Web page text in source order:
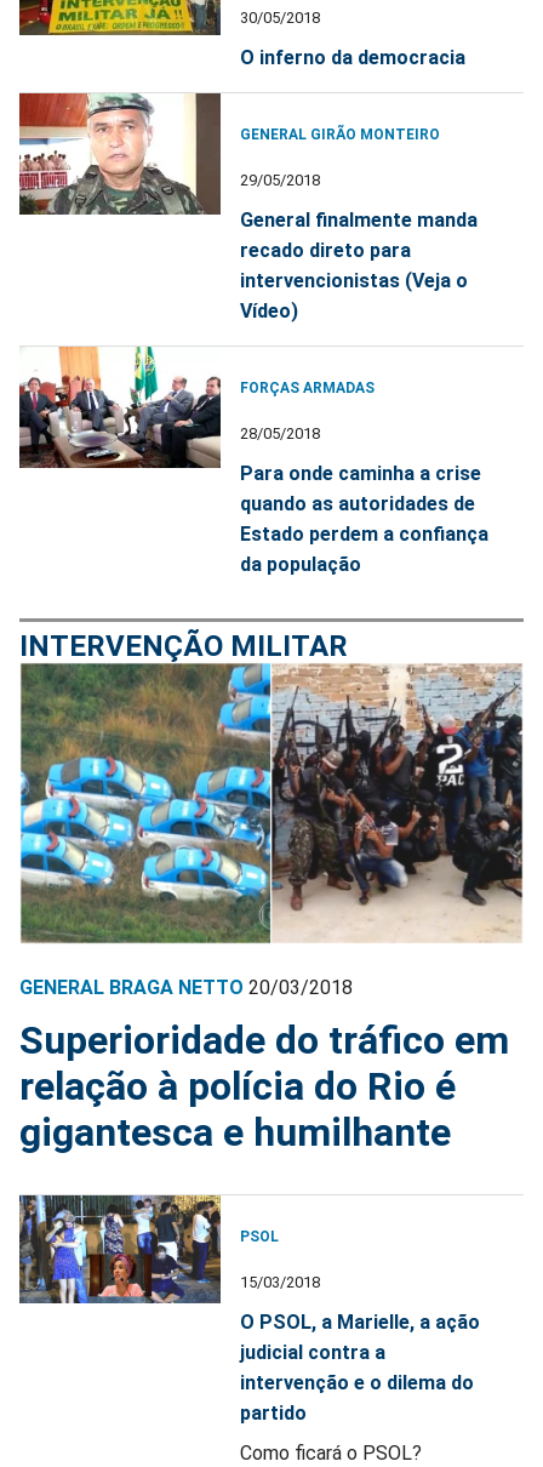
30/05/2018
O inferno da democracia
GENERAL GIRÃO MONTEIRO
29/05/2018
General finalmente manda
recado direto para
intervencionistas (Veja o
Vídeo)
FORÇAS ARMADAS
28/05/2018
Para onde caminha a crise
quando as autoridades de
Estado perdem a confiança
da população
INTERVENÇÃO MILITAR
GENERAL BRAGA NETTO 20/03/2018
Superioridade do tráfico em
relação à polícia do Rio é
gigantesca e humilhante
PSOL
15/03/2018
O PSOL, a Marielle, a ação
judicial contra a
intervenção e o dilema do
partido
Como ficará o PSOL?